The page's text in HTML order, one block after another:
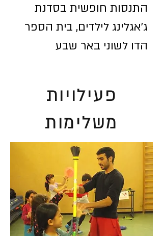
התנסות חופשית בסדנת
ג'אגלינג לילדים, בית הספר
הדו לשוני באר שבע
פעילויות
משלימות